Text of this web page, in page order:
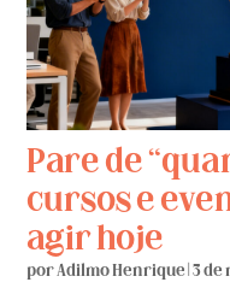
Pare de
cursos e
agir hoje
porAdilmo Henrique |3 de